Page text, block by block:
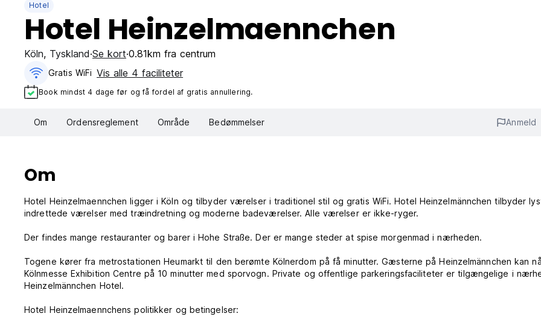
Hotel
Hotel Heinzelmaennchen
Köln, Tyskland Se kort 0.81km fra centrum
Gratis WiFi Vis alle 4 faciliteter
Book mindst 4 dage før og få fordel af gratis annullering.
Om Ordensreglement Område Bedømmelser Anmeld
Om
Hotel Heinzelmaennchen ligger i Köln og tilbyder værelser i traditionel stil og gratis WiFi. Hotel Heinzelmännchen tilbyder
indrettede værelser med træindretning og moderne badeværelser. Alle værelser er ikke-ryger.
Der findes mange restauranter og barer i Hohe Straße. Der er mange steder at spise morgenmad i nærheden.
Togene kører fra metrostationen Heumarkt til den berømte Kölnerdom på få minutter. Gæsterne på Heinzelmännchen kan
Kölnmesse Exhibition Centre på 10 minutter med sporvogn. Private og offentlige parkeringsfaciliteter er tilgængelige i
​​Heinzelmännchen Hotel.
Hotel Heinzelmaennchens politikker og betingelser: